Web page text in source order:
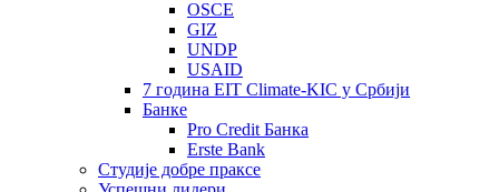
OSCE
GIZ
UNDP
USAID
7 година EIT Climate-KIC у Србији
Банке
Pro Credit Банка
Erste Bank
Студије добре праксе